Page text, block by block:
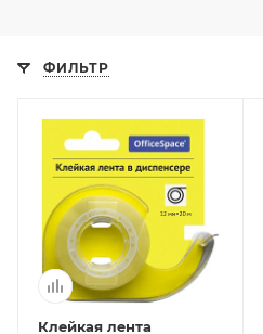
ФИЛЬТР
Клейкая лента